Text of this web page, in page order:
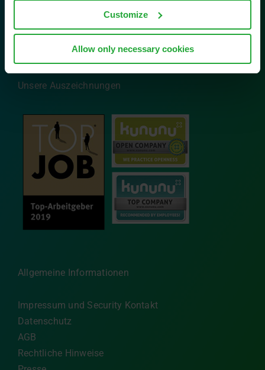
Customize
Allow only necessary cookies
Unsere Auszeichnungen
Allgemeine Informationen
Impressum und Security Kontakt
Datenschutz
AGB
Rechtliche Hinweise